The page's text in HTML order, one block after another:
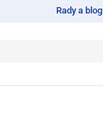
Rady a